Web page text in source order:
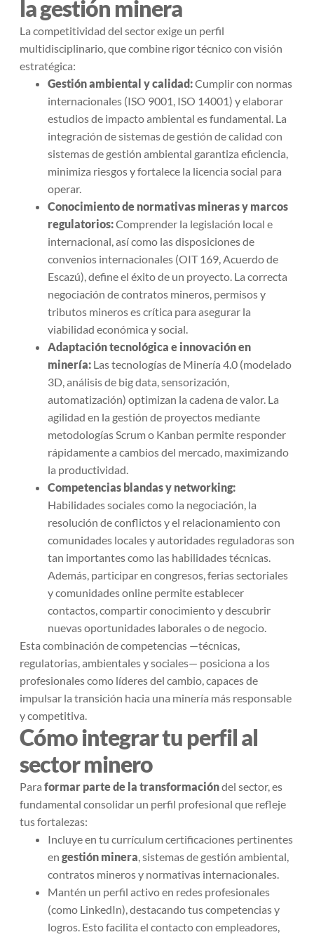
la gestión minera
La competitividad del sector exige un perfil
multidisciplinario, que combine rigor técnico con visión
estratégica:
Gestión ambiental y calidad:Cumplir con normas
internacionales (ISO 9001, ISO 14001) y elaborar
estudios de impacto ambiental es fundamental. La
integración de sistemas de gestión de calidad con
sistemas de gestión ambiental garantiza eficiencia,
minimiza riesgos y fortalece la licencia social para
operar.
Conocimiento de normativas mineras y marcos
regulatorios:Comprender la legislación local e
internacional, así como las disposiciones de
convenios internacionales (OIT 169, Acuerdo de
Escazú), define el éxito de un proyecto. La correcta
negociación de contratos mineros, permisos y
tributos mineros es crítica para asegurar la
viabilidad económica y social.
Adaptación tecnológica e innovación en
minería: Las tecnologías de Minería 4.0 (modelado
3D, análisis de big data, sensorización,
automatización) optimizan la cadena de valor. La
agilidad en la gestión de proyectos mediante
metodologías Scrum o Kanban permite responder
rápidamente a cambios del mercado, maximizando
la productividad.
Competencias blandas y networking:
Habilidades sociales como la negociación, la
resolución de conflictos y el relacionamiento con
comunidades locales y autoridades reguladoras son
tan importantes como las habilidades técnicas.
Además, participar en congresos, ferias sectoriales
y comunidades online permite establecer
contactos, compartir conocimiento y descubrir
nuevas oportunidades laborales o de negocio.
Esta combinación de competencias —técnicas,
regulatorias, ambientales y sociales— posiciona a los
profesionales como líderes del cambio, capaces de
impulsar la transición hacia una minería más responsable
y competitiva.
Cómo integrar tu perfil al
sector minero
Para formar parte de la transformacióndel sector, es
fundamental consolidar un perfil profesional que refleje
tus fortalezas:
Incluye en tu currículum certificaciones pertinentes
en gestión minera, sistemas de gestión ambiental,
contratos mineros y normativas internacionales.
Mantén un perfil activo en redes profesionales
(como LinkedIn), destacando tus competencias y
logros. Esto facilita el contacto con empleadores,